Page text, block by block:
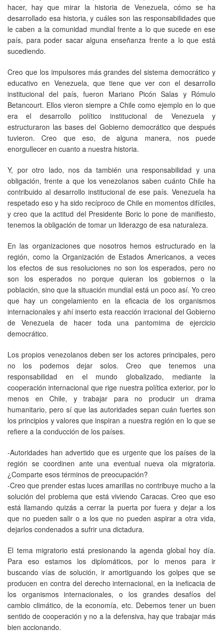
hacer, hay que mirar la historia de Venezuela, cómo se ha
desarrollado esa historia, y cuáles son las responsabilidades que
le caben a la comunidad mundial frente a lo que sucede en ese
país, para poder sacar alguna enseñanza frente a lo que está
sucediendo.
Creo que los impulsores más grandes del sistema democrático y
educativo en Venezuela, que tiene que ver con el desarrollo
institucional del país, fueron Mariano Picón Salas y Rómulo
Betancourt. Ellos vieron siempre a Chile como ejemplo en lo que
era el desarrollo político institucional de Venezuela y
estructuraron las bases del Gobierno democrático que después
tuvieron. Creo que eso, de alguna manera, nos puede
enorgullecer en cuanto a nuestra historia.
Y, por otro lado, nos da también una responsabilidad y una
obligación, frente a que los venezolanos saben cuánto Chile ha
contribuido al desarrollo institucional de ese país. Venezuela ha
respetado eso y ha sido recíproco de Chile en momentos difíciles,
y creo que la actitud del Presidente Boric lo pone de manifiesto,
tenemos la obligación de tomar un liderazgo de esa naturaleza.
En las organizaciones que nosotros hemos estructurado en la
región, como la Organización de Estados Americanos, a veces
los efectos de sus resoluciones no son los esperados, pero no
son los esperados no porque quieran los gobiernos o la
población, sino que la situación mundial está un poco así. Yo creo
que hay un congelamiento en la eficacia de los organismos
internacionales y ahí inserto esta reacción irracional del Gobierno
de Venezuela de hacer toda una pantomima de ejercicio
democrático.
Los propios venezolanos deben ser los actores principales, pero
no los podemos dejar solos. Creo que tenemos una
responsabilidad en el mundo globalizado, mediante la
cooperación internacional que rige nuestra política exterior, por lo
menos en Chile, y trabajar para no producir un drama
humanitario, pero sí que las autoridades sepan cuán fuertes son
los principios y valores que inspiran a nuestra región en lo que se
refiere a la conducción de los países.
-Autoridades han advertido que es urgente que los países de la
región se coordinen ante una eventual nueva ola migratoria.
¿Comparte esos términos de preocupación?
-Creo que prender estas luces amarillas no contribuye mucho a la
solución del problema que está viviendo Caracas. Creo que eso
está llamando quizás a cerrar la puerta por fuera y dejar a los
que no pueden salir o a los que no pueden aspirar a otra vida,
dejarlos condenados a sufrir una dictadura.
El tema migratorio está presionando la agenda global hoy día.
Para eso estamos los diplomáticos, por lo menos para ir
buscando vías de solución, ir amortiguando los golpes que se
producen en contra del derecho internacional, en la ineficacia de
los organismos internacionales, o los grandes desafíos del
cambio climático, de la economía, etc. Debemos tener un buen
sentido de cooperación y no a la defensiva, hay que trabajar más
bien accionando.